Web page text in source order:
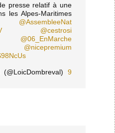
presse relatif à une
les Alpes-Maritimes
@AssembleeNat
@cestrosi
@06_EnMarche
@nicepremium
9